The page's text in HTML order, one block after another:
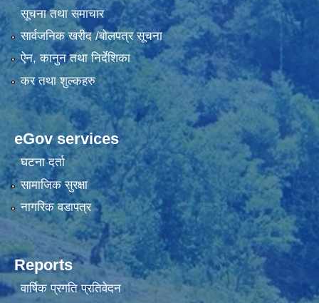
सूचना तथा समाचार
सार्वजनिक खरीद /बोलपत्र सूचना
ऐन, कानुन तथा निर्देशिका
कर तथा शुल्कहरु
eGov services
घटना दर्ता
सामाजिक सुरक्षा
नागरिक वडापत्र
Reports
वार्षिक प्रगति प्रतिवेदन